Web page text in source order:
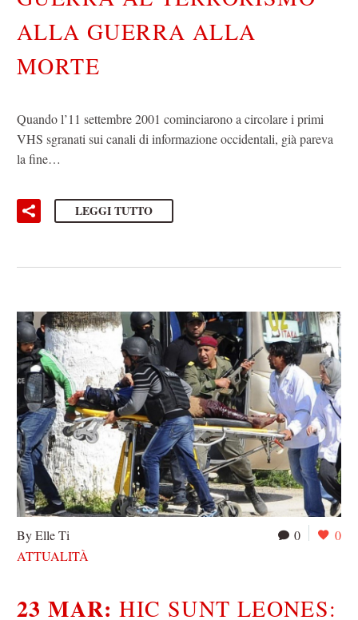
ALLA GUERRA ALLA
MORTE
Quando l’11 settembre 2001 cominciarono a circolare i primi
VHS sgranati sui canali di informazione occidentali, già pareva
la fine…
LEGGI TUTTO
0 0
By Elle Ti
ATTUALITÀ
23 MAR:HIC SUNT LEONES: